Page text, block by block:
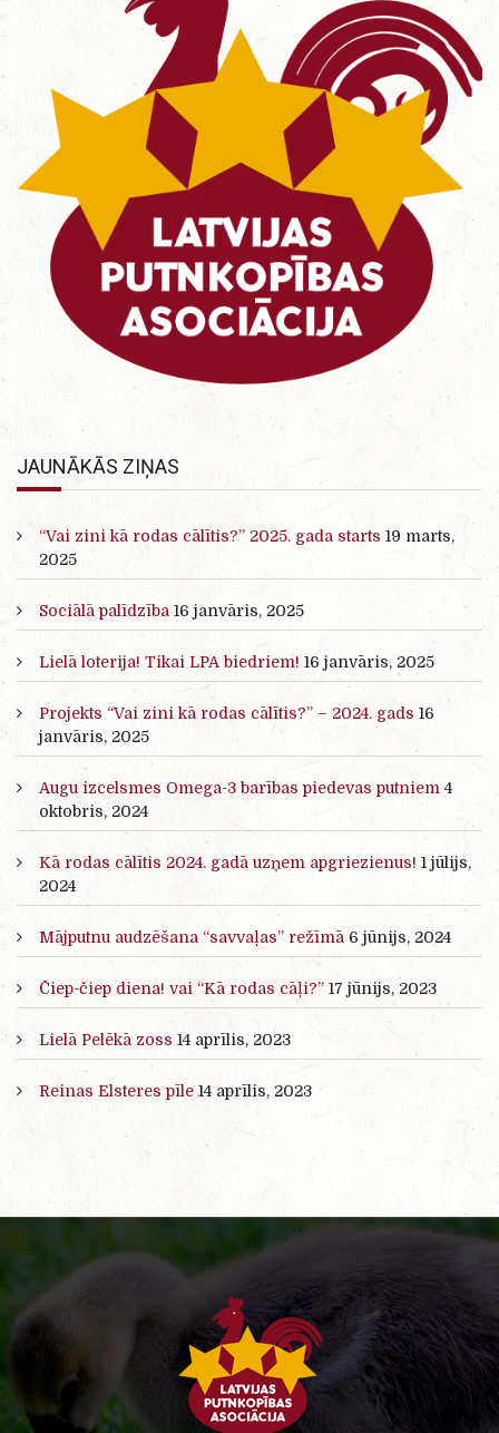
JAUNĀKĀS ZIŅAS
“Vai zini kā rodas cālītis?” 2025. gada starts 19 marts,
2025
Sociālā palīdzība 16 janvāris, 2025
Lielā loterija! Tikai LPA biedriem! 16 janvāris, 2025
Projekts “Vai zini kā rodas cālītis?” – 2024. gads 16
janvāris, 2025
Augu izcelsmes Omega-3 barības piedevas putniem 4
oktobris, 2024
Kā rodas cālītis 2024. gadā uzņem apgriezienus! 1 jūlijs,
2024
Mājputnu audzēšana “savvaļas” režīmā 6 jūnijs, 2024
Čiep-čiep diena! vai “Kā rodas cāļi?” 17 jūnijs, 2023
Lielā Pelēkā zoss 14 aprīlis, 2023
Reinas Elsteres pīle 14 aprīlis, 2023